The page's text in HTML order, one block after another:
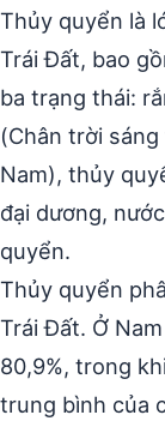
Thủy quyển là
Trái Đất, bao
ba trạng thái:
(Chân trời
Nam), thủy
đại dương,
quyển.
Thủy quyển
Trái Đất. Ở
80,9%, trong
trung bình của